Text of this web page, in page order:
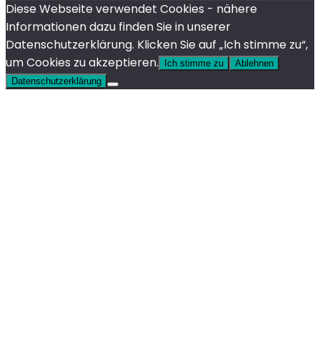
Diese Webseite verwendet Cookies - nähere
Informationen dazu finden Sie in unserer
Datenschutzerklärung. Klicken Sie auf „Ich stimme zu“,
um Cookies zu akzeptieren.
Ich stimme zu
Ablehnen
Datenschutzerklärung